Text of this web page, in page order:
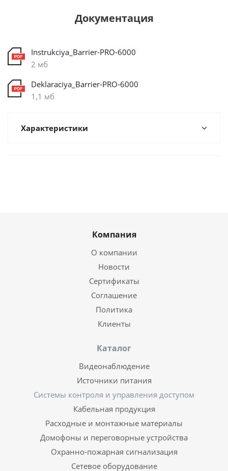
Документация
Instrukciya_Barrier-PRO-6000
2 мб
Deklaraciya_Barrier-PRO-6000
1,1 мб
Характеристики
Компания
О компании
Новости
Сертификаты
Соглашение
Политика
Клиенты
Каталог
Видеонаблюдение
Источники питания
Системы контроля и управления доступом
Кабельная продукция
Расходные и монтажные материалы
Домофоны и переговорные устройства
Охранно-пожарная сигнализация
Сетевое оборудование